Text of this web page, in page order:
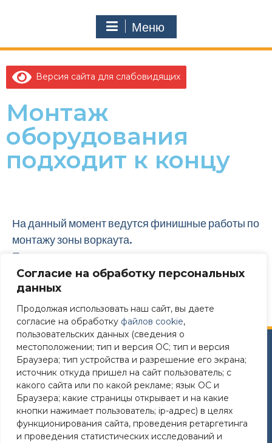
Согласие на обработку персональных
данных
Продолжая использовать наш сайт, вы даете
согласие на обработку файлов cookie,
пользовательских данных (сведения о
местоположении; тип и версия ОС; тип и версия
Браузера; тип устройства и разрешение его экрана;
источник откуда пришел на сайт пользователь; с
какого сайта или по какой рекламе; язык ОС и
Браузера; какие страницы открывает и на какие
кнопки нажимает пользователь; ip-адрес) в целях
функционирования сайта, проведения ретаргетинга
и проведения статистических исследований и
Меню
Версия сайта для слабовидящих
Монтаж
оборудования
подходит к концу
На данный момент ведутся финишные работы по
монтажу зоны воркаута.
Производится монтаж тренажеров и наносится
резиновое покрытие на площадке
Сайт разработан в соответствии
с требованиями Постановления Правительства РФ №
582 от 11.12.2018
Требования к структуре официального сайта
образовательной организации в ИТС «Интернет»
и формату представления на нем информации»